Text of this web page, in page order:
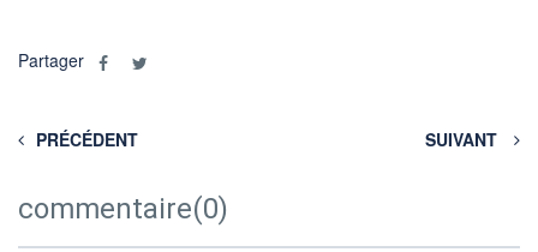
Partager
PRÉCÉDENT SUIVANT
commentaire(0)